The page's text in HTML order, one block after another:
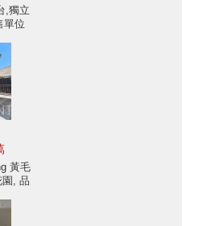
,獨立
單位
黃毛
園, 品